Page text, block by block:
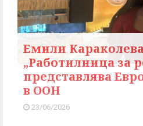
Емили
„Работилница за
представлява
в ООН
23/06/2026